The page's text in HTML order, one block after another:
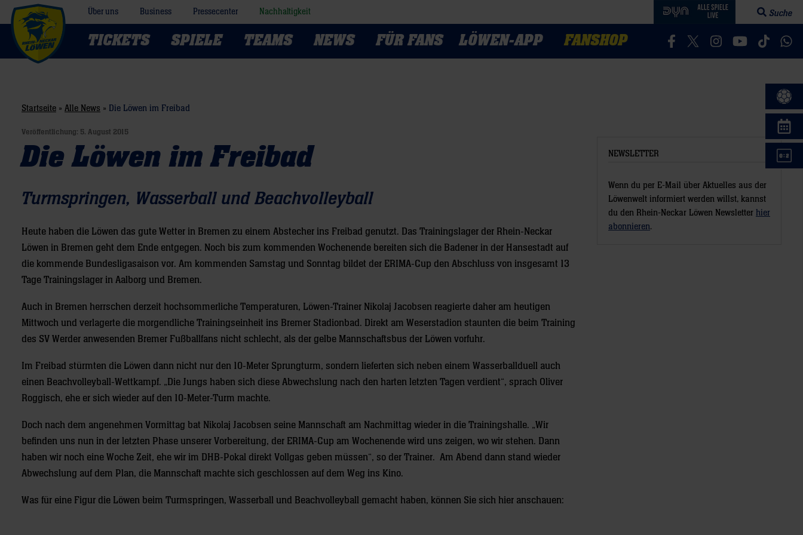
Über uns Business Pressecenter Nachhaltigkeit
Suchfeld
Suche
TICKETS SPIELE TEAMS NEWS FÜR FANS LÖWEN-APP FANSHOP Besucht uns auf Facebook
Besucht uns auf Twitter
Besucht uns auf
Besucht uns
Besucht
Startseite » Alle News » Die Löwen im Freibad
Veröffentlichung: 5. August 2015
Die Löwen im Freibad
Turmspringen, Wasserball und Beachvolleyball
Heute haben die Löwen das gute Wetter in Bremen zu einem Abstecher ins Freibad genutzt. Das Trainingslager der Rhein-Neckar
Löwen in Bremen geht dem Ende entgegen. Noch bis zum kommenden Wochenende bereiten sich die Badener in der Hansestadt auf
die kommende Bundesligasaison vor. Am kommenden Samstag und Sonntag bildet der ERIMA-Cup den Abschluss von insgesamt 13
Tage Trainingslager in Aalborg und Bremen.
Auch in Bremen herrschen derzeit hochsommerliche Temperaturen, Löwen-Trainer Nikolaj Jacobsen reagierte daher am heutigen
Mittwoch und verlagerte die morgendliche Trainingseinheit ins Bremer Stadionbad. Direkt am Weserstadion staunten die beim Training
des SV Werder anwesenden Bremer Fußballfans nicht schlecht, als der gelbe Mannschaftsbus der Löwen vorfuhr.
Im Freibad stürmten die Löwen dann nicht nur den 10-Meter Sprungturm, sondern lieferten sich neben einem Wasserballduell auch
einen Beachvolleyball-Wettkampf. „Die Jungs haben sich diese Abwechslung nach den harten letzten Tagen verdient“, sprach Oliver
Roggisch, ehe er sich wieder auf den 10-Meter-Turm machte.
Doch nach dem angenehmen Vormittag bat Nikolaj Jacobsen seine Mannschaft am Nachmittag wieder in die Trainingshalle. „Wir
befinden uns nun in der letzten Phase unserer Vorbereitung, der ERIMA-Cup am Wochenende wird uns zeigen, wo wir stehen. Dann
haben wir noch eine Woche Zeit, ehe wir im DHB-Pokal direkt Vollgas geben müssen“, so der Trainer. Am Abend dann stand wieder
Abwechslung auf dem Plan, die Mannschaft machte sich geschlossen auf dem Weg ins Kino.
Was für eine Figur die Löwen beim Turmspringen, Wasserball und Beachvolleyball gemacht haben, können Sie sich hier anschauen:
NEWSLETTER
Wenn du per E-Mail über Aktuelles aus der
Löwenwelt informiert werden willst, kannst
du den Rhein-Neckar Löwen Newsletter hier
abonnieren.